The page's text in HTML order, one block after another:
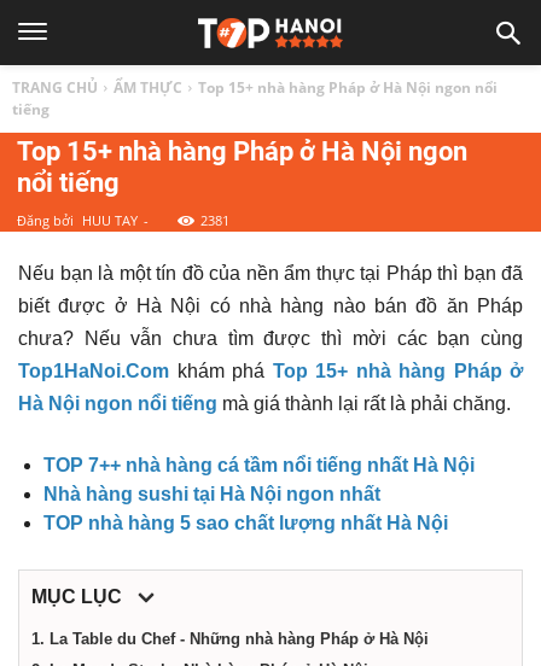
HÀ
Top
địa
công
TRANG CHỦ ẨM THỰC
Top 15+ nhà hàng Pháp ở Hà Nội ngon nổi
tiếng
Top 15+ nhà hàng Pháp ở Hà Nội ngon
nổi tiếng
Đăng bởi HUU TAY - 2381
Nếu bạn là một tín đồ của nền ẩm thực tại Pháp thì bạn đã
biết được ở Hà Nội có nhà hàng nào bán đồ ăn Pháp
chưa? Nếu vẫn chưa tìm được thì mời các bạn cùng
Top1HaNoi.Com khám phá Top 15+ nhà hàng Pháp ở
Hà Nội ngon nổi tiếng mà giá thành lại rất là phải chăng.
TOP 7++ nhà hàng cá tầm nổi tiếng nhất Hà Nội
Nhà hàng sushi tại Hà Nội ngon nhất
TOP nhà hàng 5 sao chất lượng nhất Hà Nội
MỤC LỤC
1. La Table du Chef - Những nhà hàng Pháp ở Hà Nội